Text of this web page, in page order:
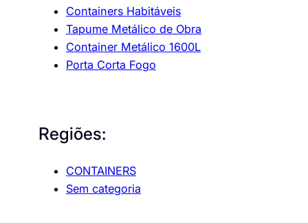
Containers Habitáveis
Tapume Metálico de Obra
Container Metálico 1600L
Porta Corta Fogo
Regiões:
CONTAINERS
Sem categoria